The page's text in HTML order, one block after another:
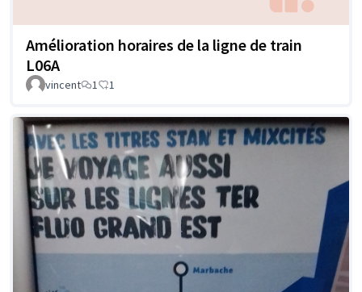
Amélioration horaires de la ligne de train
L06A
vincent 1 1